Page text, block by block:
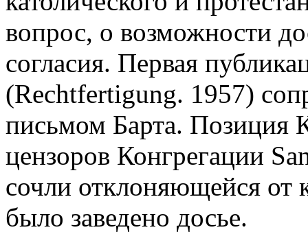
вопрос, о возможности
согласия. Первая
(Rechtfertigung. 1957)
письмом Барта. Позиция
цензоров Конгрегации
сочли отклоняющейся от
было заведено досье.